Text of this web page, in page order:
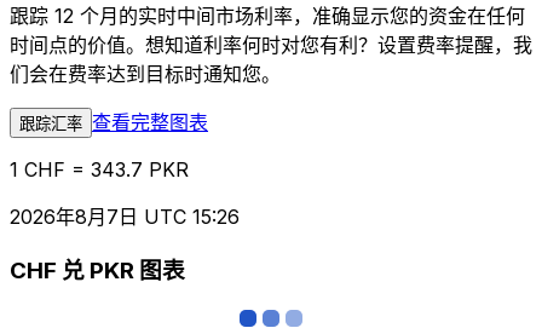
跟踪 12 个月的实时中间市场利率，准确显示您的资金在任何
时间点的价值。想知道利率何时对您有利？设置费率提醒，我
们会在费率达到目标时通知您。
跟踪汇率 查看完整图表
1 CHF = 343.7 PKR
2026年8月7日 UTC 15:26
CHF 兑 PKR 图表